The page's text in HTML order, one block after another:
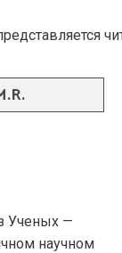
Ученых —
научном